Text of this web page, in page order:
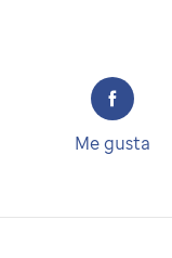
Me gusta